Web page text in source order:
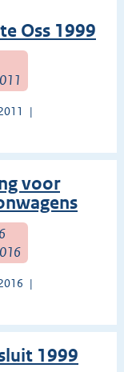
Oss 1999
voor
1999